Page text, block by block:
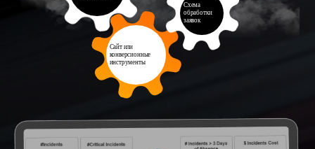
Сайт или
конверсионные
инструменты
Схема
обработки
заявок